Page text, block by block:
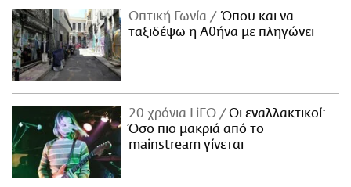
Οπτική Γωνία
Όπου και να
ταξιδέψω η Αθήνα με πληγώνει
20 χρόνια LiFO
Οι εναλλακτικοί:
Όσο πιο μακριά από το
mainstream γίνεται